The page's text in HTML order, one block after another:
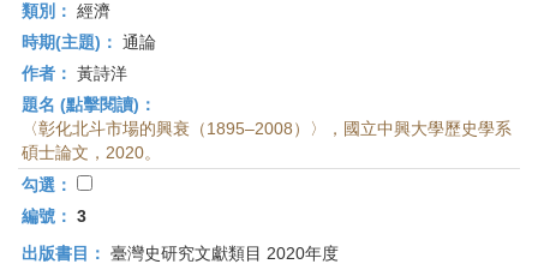
類別： 經濟
時期(主題)： 通論
作者： 黃詩洋
題名 (點擊閱讀)：
〈彰化北斗市場的興衰（1895–2008）〉，國立中興大學歷史學系
碩士論文，2020。
勾選：
編號： 3
出版書目： 臺灣史研究文獻類目 2020年度